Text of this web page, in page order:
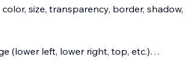
size, transparency, border, shadow,
(lower left, lower right, top, etc.)